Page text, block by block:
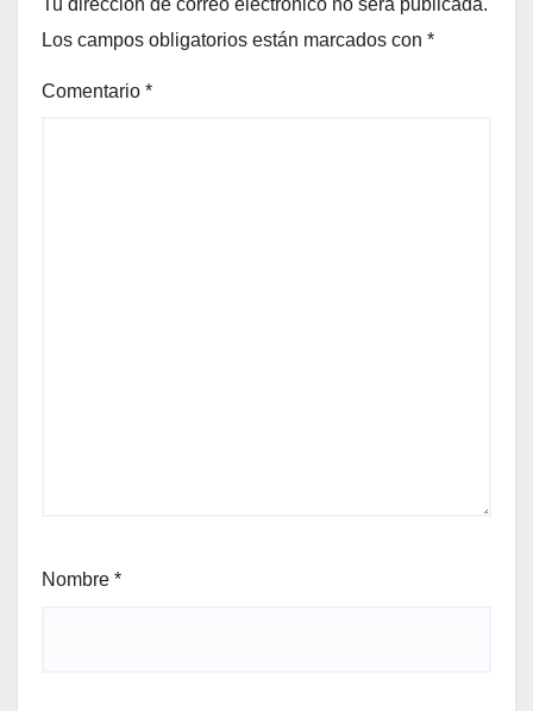
Tu dirección de correo electrónico no será publicada.
Los campos obligatorios están marcados con *
Comentario *
Nombre *